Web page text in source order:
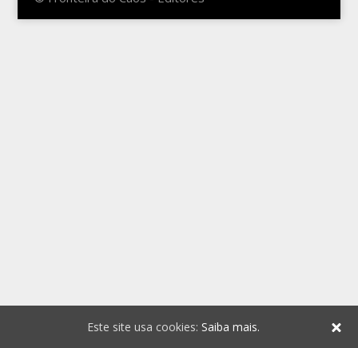
Este site usa cookies: Saiba mais.